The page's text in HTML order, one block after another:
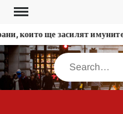
Skip
contentкоито ще засилят
Search